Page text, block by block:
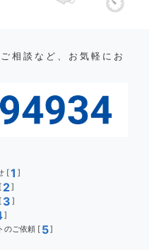
相談など、お気軽にお
[1 ]
2]
3 ]
]
のご依頼 [ 5]